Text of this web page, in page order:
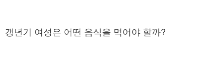
갱년기 여성은 어떤 음식을 먹어야 할까?